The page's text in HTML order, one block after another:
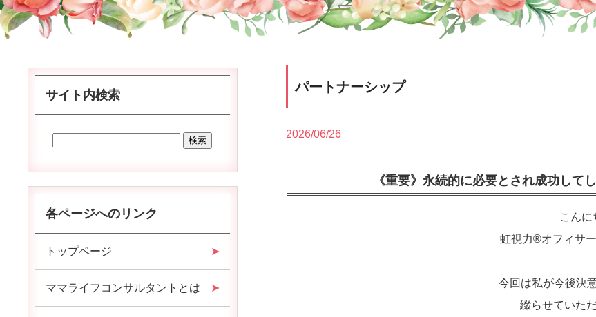
パートナーシップ
2026/06/26
《重要》永続的に必要とされ成功して
こんに
虹視力®️オフィサー
今回は私が今後決
綴らせていた
サイト内検索
各ページへのリンク
トップページ
ママライフコンサルタントとは